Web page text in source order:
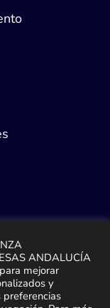
ANDALUCÍA
mejorar
y